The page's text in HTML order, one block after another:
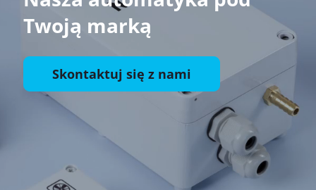
Twoją marką
Skontaktuj się z nami